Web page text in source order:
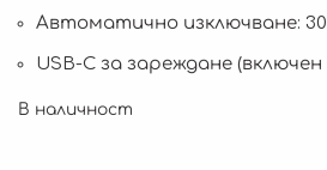
Автоматично изключване:
USB-C за зареждане (включен
В наличност